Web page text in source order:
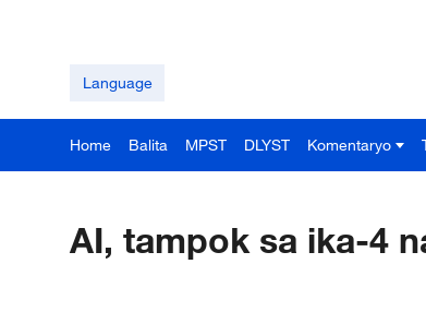
Language
Home Balita MPST DLYST Komentaryo
AI, tampok sa ika-4